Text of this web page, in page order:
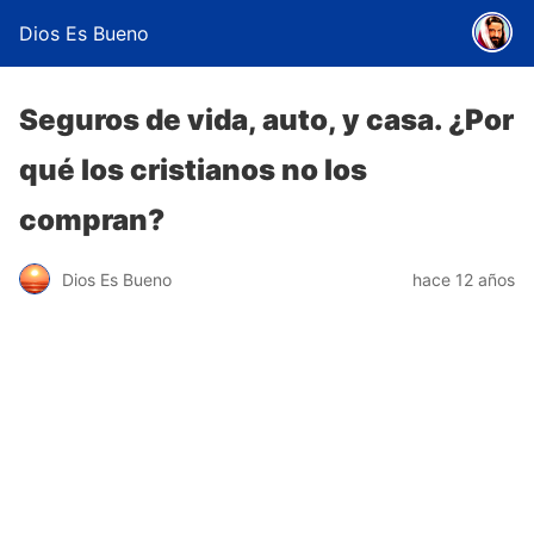
Dios Es Bueno
Seguros de vida, auto, y casa. ¿Por
qué los cristianos no los
compran?
Dios Es Bueno hace 12 años